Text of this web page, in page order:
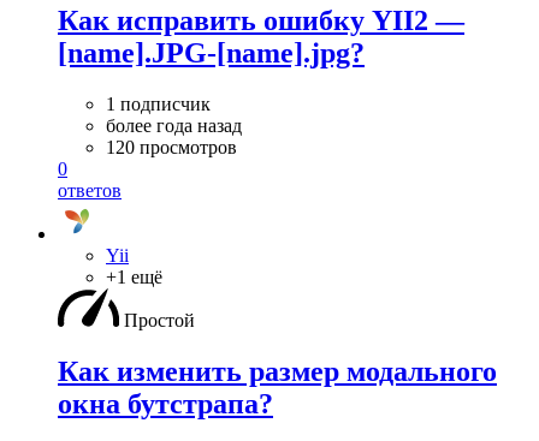
Как исправить ошибку YII2 —
[name].JPG-[name].jpg?
1 подписчик
более года назад
120 просмотров
0
ответов
Yii
+1 ещё
Простой
Как изменить размер модального
окна бутстрапа?